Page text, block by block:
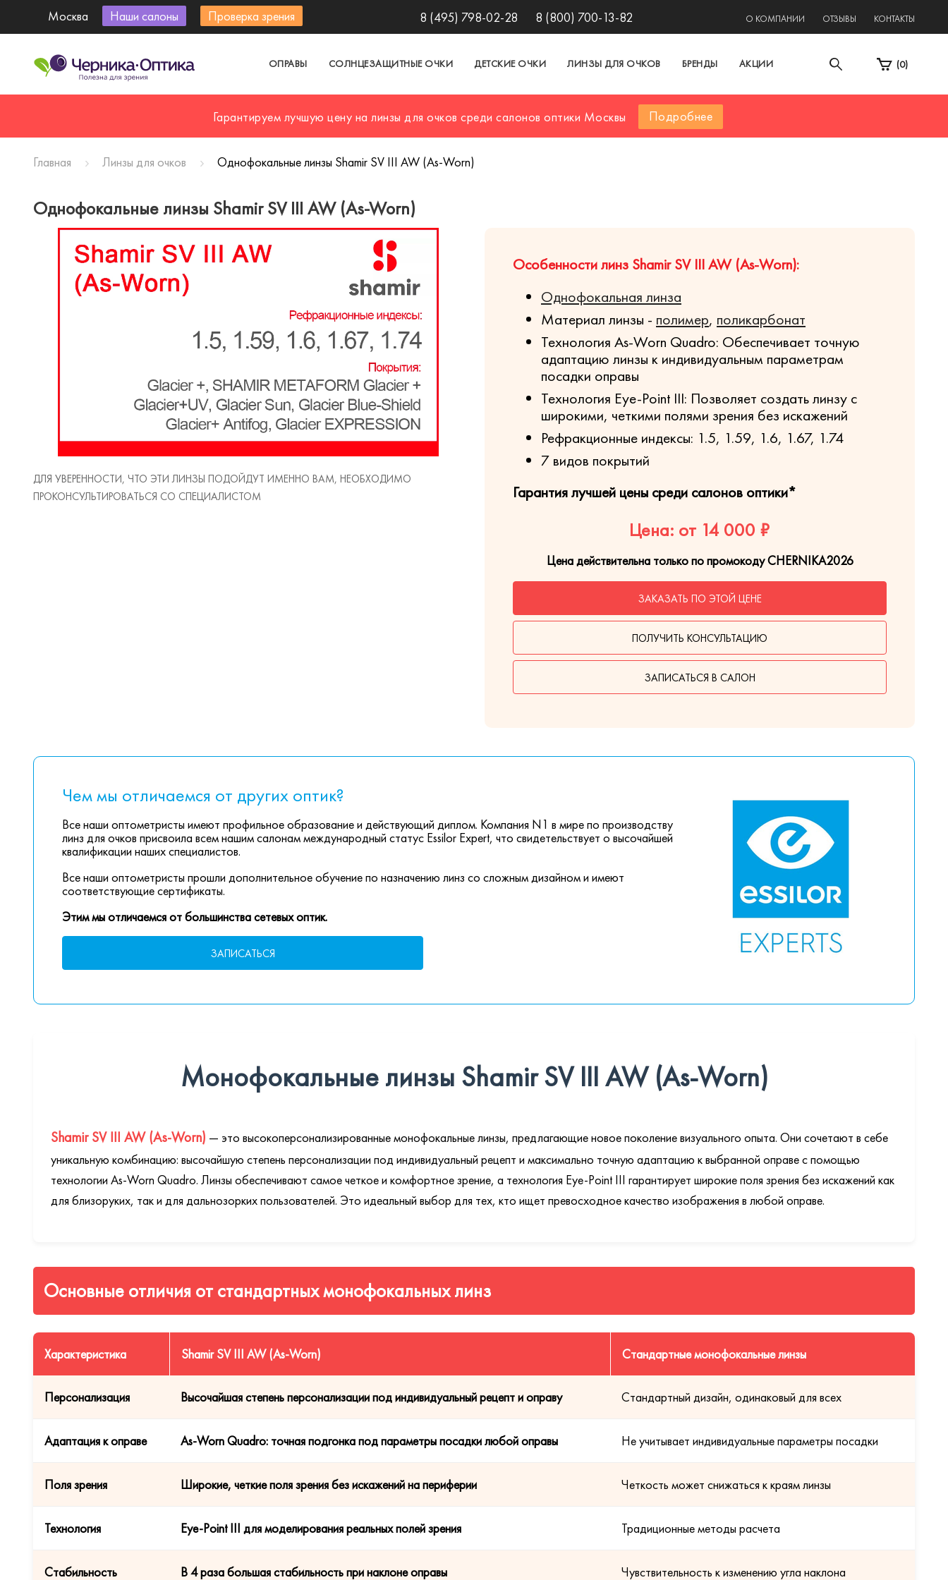
Москва Наши салоны Проверка зрения 8 (495) 798-02-28 8 (800) 700-13-82 О КОМПАНИИ ОТЗЫВЫ КОНТАКТЫ
ОПРАВЫ СОЛНЦЕЗАЩИТНЫЕ ОЧКИ ДЕТСКИЕ ОЧКИ ЛИНЗЫ ДЛЯ ОЧКОВ БРЕНДЫ АКЦИИ (0)
Гарантируем лучшую цену на линзы для очков среди салонов оптики Москвы Подробнее
Главная Линзы для очков Однофокальные линзы Shamir SV III AW (As-Worn)
Однофокальные линзы Shamir SV III AW (As-Worn)
ДЛЯ УВЕРЕННОСТИ, ЧТО ЭТИ ЛИНЗЫ ПОДОЙДУТ ИМЕННО ВАМ, НЕОБХОДИМО
ПРОКОНСУЛЬТИРОВАТЬСЯ СО СПЕЦИАЛИСТОМ
Особенности линз Shamir SV III AW (As-Worn):
Однофокальная линза
Материал линзы - полимер, поликарбонат
Технология As-Worn Quadro: Обеспечивает точную
адаптацию линзы к индивидуальным параметрам
посадки оправы
Технология Eye-Point III: Позволяет создать линзу с
широкими, четкими полями зрения без искажений
Рефракционные индексы: 1.5, 1.59, 1.6, 1.67, 1.74
7 видов покрытий
Гарантия лучшей цены среди салонов оптики*
Цена: от 14 000 ₽
Цена действительна только по промокоду CHERNIKA2026
ЗАКАЗАТЬ ПО ЭТОЙ ЦЕНЕ
ПОЛУЧИТЬ КОНСУЛЬТАЦИЮ
ЗАПИСАТЬСЯ В САЛОН
Чем мы отличаемся от других оптик?
Все наши оптометристы имеют профильное образование и действующий диплом. Компания N1 в мире по производству
линз для очков присвоила всем нашим салонам международный статус Essilor Expert, что свидетельствует о высочайшей
квалификации наших специалистов.
Все наши оптометристы прошли дополнительное обучение по назначению линз со сложным дизайном и имеют
соответствующие сертификаты.
Этим мы отличаемся от большинства сетевых оптик.
ЗАПИСАТЬСЯ
Монофокальные линзы Shamir SV III AW (As-Worn)
Shamir SV III AW (As-Worn) — это высокоперсонализированные монофокальные линзы, предлагающие новое поколение визуального опыта. Они сочетают в себе
уникальную комбинацию: высочайшую степень персонализации под индивидуальный рецепт и максимально точную адаптацию к выбранной оправе с помощью
технологии As-Worn Quadro. Линзы обеспечивают самое четкое и комфортное зрение, а технология Eye-Point III гарантирует широкие поля зрения без искажений как
для близоруких, так и для дальнозорких пользователей. Это идеальный выбор для тех, кто ищет превосходное качество изображения в любой оправе.
Основные отличия от стандартных монофокальных линз
Характеристика Shamir SV III AW (As-Worn) Стандартные монофокальные линзы
Персонализация Высочайшая степень персонализации под индивидуальный рецепт и оправу Стандартный дизайн, одинаковый для всех
Адаптация к оправе As-Worn Quadro: точная подгонка под параметры посадки любой оправы Не учитывает индивидуальные параметры посадки
Поля зрения Широкие, четкие поля зрения без искажений на периферии Четкость может снижаться к краям линзы
Технология Eye-Point III для моделирования реальных полей зрения Традиционные методы расчета
Стабильность В 4 раза большая стабильность при наклоне оправы Чувствительность к изменению угла наклона